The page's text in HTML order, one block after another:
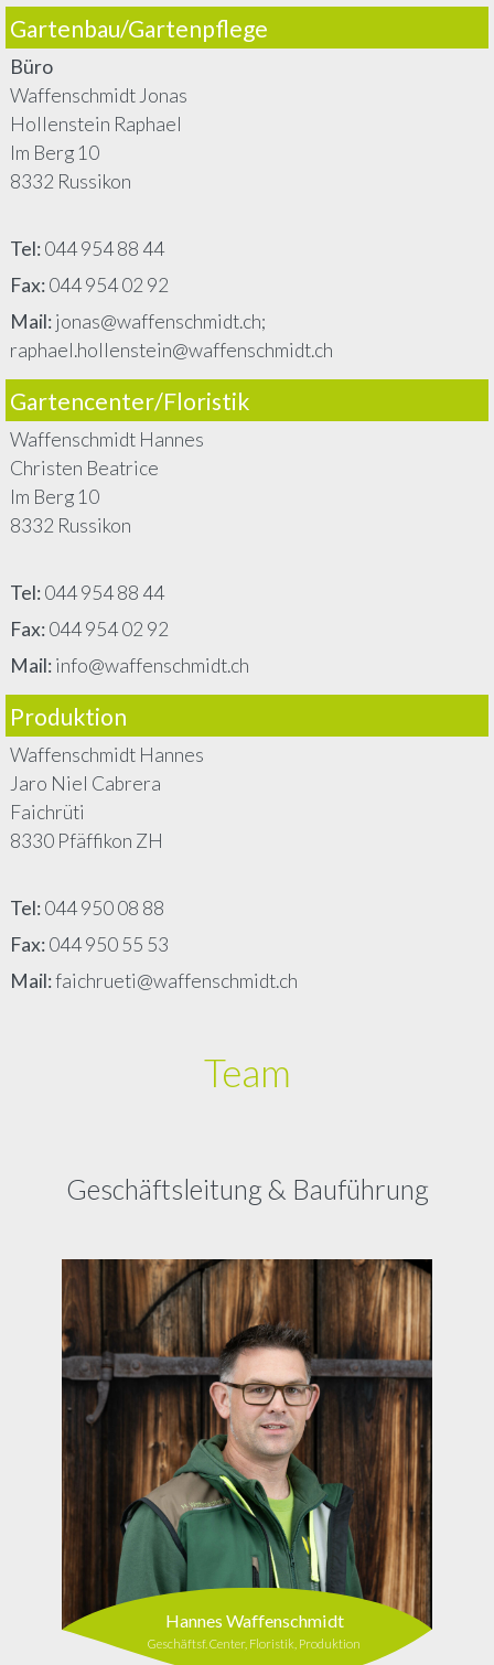
Gartenbau/Gartenpflege
Büro
Waffenschmidt Jonas
Hollenstein Raphael
Im Berg 10
8332 Russikon
Tel:044 954 88 44
Fax:044 954 02 92
Mail:jonas@waffenschmidt.ch;
raphael.hollenstein@waffenschmidt.ch
Gartencenter/Floristik
Waffenschmidt Hannes
Christen Beatrice
Im Berg 10
8332 Russikon
Tel:044 954 88 44
Fax:044 954 02 92
Mail:info@waffenschmidt.ch
Produktion
Waffenschmidt Hannes
Jaro Niel Cabrera
Faichrüti
8330 Pfäffikon ZH
Tel:044 950 08 88
Fax:044 950 55 53
Mail:faichrueti@waffenschmidt.ch
Team
Geschäftsleitung & Bauführung
Hannes Waffenschmidt
Geschäftsf. Center, Floristik, Produktion